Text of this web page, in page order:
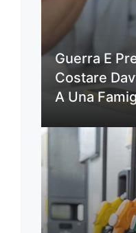
Guerra E
Costare
A Una